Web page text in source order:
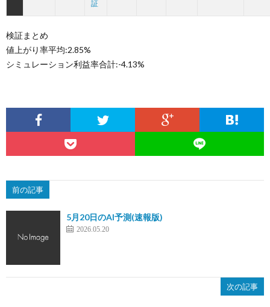
証
検証まとめ
値上がり率平均:2.85%
シミュレーション利益率合計:-4.13%
前の記事
5月20日のAI予測(速報版)
2026.05.20
次の記事